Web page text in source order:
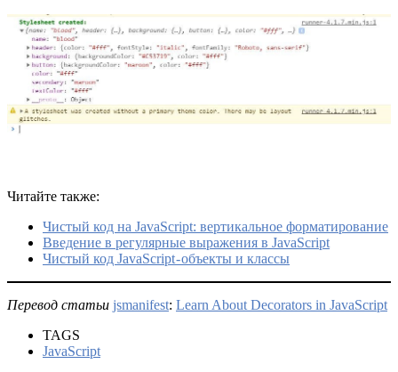
Читайте также:
Чистый код на JavaScript: вертикальное форматирование
Введение в регулярные выражения в JavaScript
Чистый код JavaScript - объекты и классы
Перевод статьи jsmanifest: Learn About Decorators in JavaScript
TAGS
JavaScript